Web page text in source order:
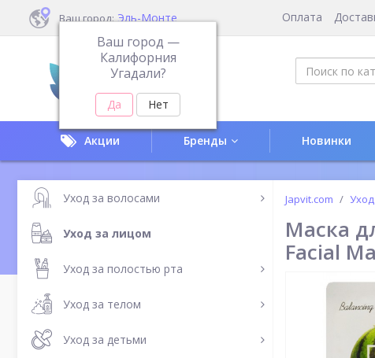
Ваш город: Эль-Монте
Ваш город —
Калифорния
Угадали?
Оплата
Акции Бренды Новинки
Уход за волосами
Уход за лицом
Уход за полостью рта
Уход за телом
Уход за детьми
Japvit.com
Маска
Facial